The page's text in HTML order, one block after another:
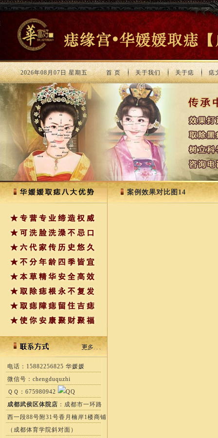
2026年08月07日 星期五 首 页 关于我们 关于痣 痣
电话：15882256825 华媛媛
微信号：chengduquzhi
ＱＱ：675980942
成都武侯区体院店 ：成都市一环路
西一段88号附31号香月楠岸1楼商铺
（成都体育学院斜对面）
案例效果对比图14